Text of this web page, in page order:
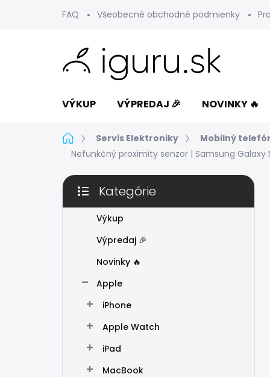
FAQ Všeobecné obchodné podmienky
VÝKUP VÝPREDAJ 🎉 NOVINKY 🔥
DomovServis Elektroniky Mobilný
Nefunkčný proximity senzor | Samsung Galaxy
B
č
Preskočiť
kategórie
Kategórie
Výkup
Výpredaj 🎉
Novinky 🔥
Apple
iPhone
Apple Watch
iPad
MacBook